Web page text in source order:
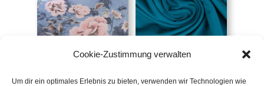
Cookie-Zustimmung verwalten
Um dir ein optimales Erlebnis zu bieten, verwenden wir Technologien wie
Bio-Sweat Trootchy
€23,80/m
Sweat uni petrol